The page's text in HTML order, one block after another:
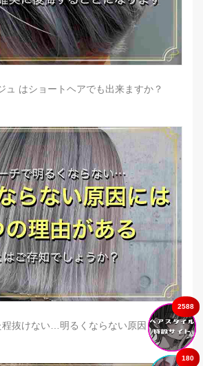
ュ はショートヘアでも出来ますか？
程抜けない…明るくならない原因とは？
180
2588